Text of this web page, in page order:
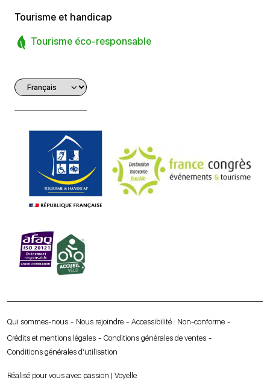
Tourisme et handicap
Tourisme éco-responsable
Qui sommes-nous Nous rejoindre
Accessibilité : Non-conforme
Crédits et mentions légales
Conditions générales de ventes
Conditions générales d’utilisation
Réalisé pour vous avec passion | Voyelle